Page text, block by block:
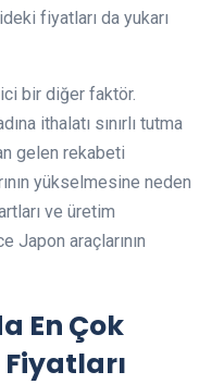
fiyatları da yukarı
bir diğer faktör.
ithalatı sınırlı tutma
gelen rekabeti
yükselmesine neden
ve üretim
Japon araçlarının
En Çok